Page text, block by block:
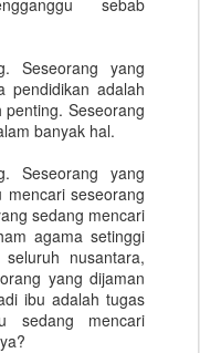
Seseorang yang
pendidikan adalah
Seseorang
banyak hal.
Seseorang yang
seseorang
sedang mencari
agama setinggi
nusantara,
yang dijaman
ibu adalah tugas
sedang mencari